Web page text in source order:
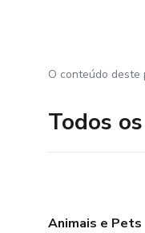
O conteúdo deste
Todos
Animais e Pets